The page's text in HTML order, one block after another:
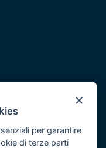
×
per garantire
di terze parti